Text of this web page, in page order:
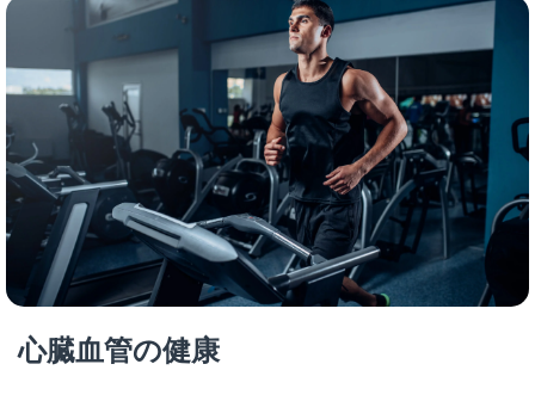
心臓血管の健康